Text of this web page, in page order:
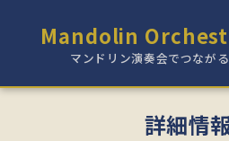
Mandolin
マンドリン演奏会でつなが
詳細情